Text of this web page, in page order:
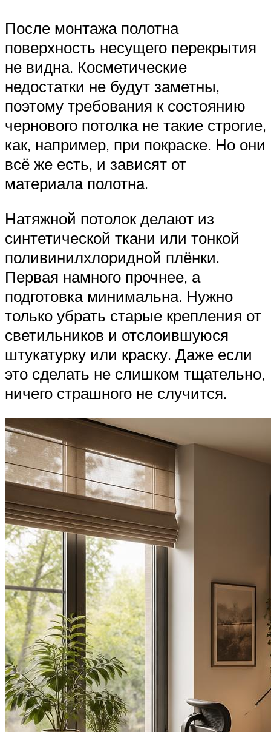
После монтажа полотна
поверхность несущего перекрытия
не видна. Косметические
недостатки не будут заметны,
поэтому требования к состоянию
чернового потолка не такие строгие,
как, например, при покраске. Но они
всё же есть, и зависят от
материала полотна.
Натяжной потолок делают из
синтетической ткани или тонкой
поливинилхлоридной плёнки.
Первая намного прочнее, а
подготовка минимальна. Нужно
только убрать старые крепления от
светильников и отслоившуюся
штукатурку или краску. Даже если
это сделать не слишком тщательно,
ничего страшного не случится.